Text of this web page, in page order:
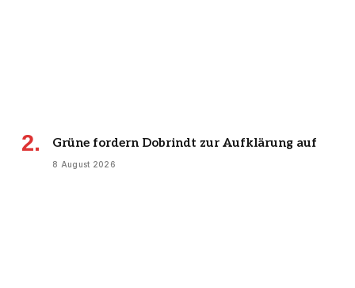
Grüne fordern Dobrindt zur Aufklärung auf
8 August 2026